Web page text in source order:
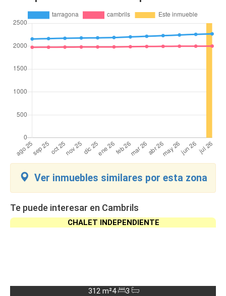
Ver inmuebles similares por esta zona
Te puede interesar en Cambrils
CHALET INDEPENDIENTE
312 m²4
3